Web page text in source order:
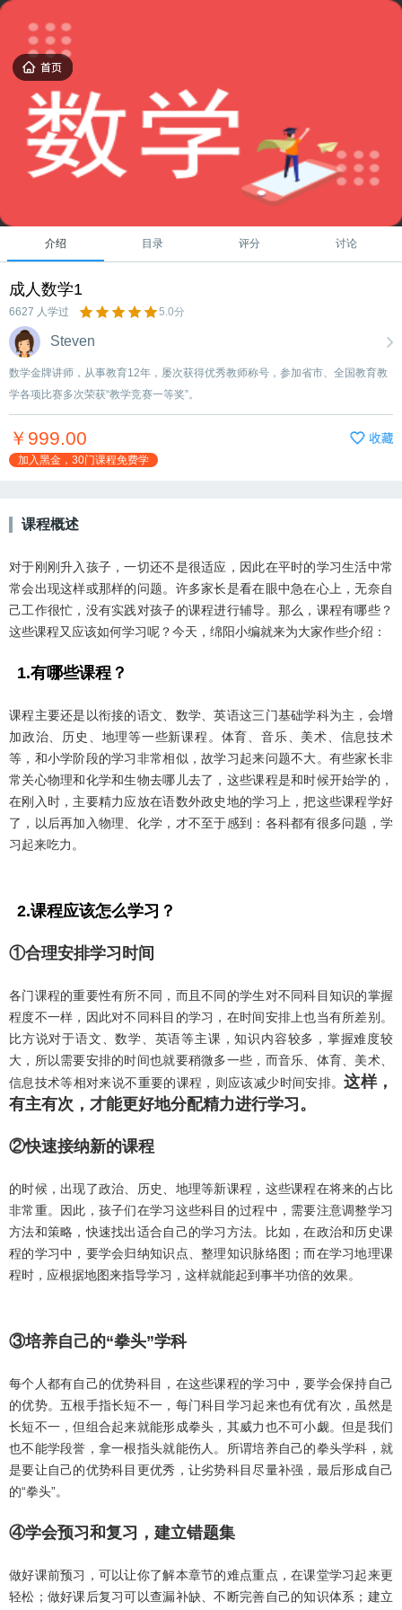
介绍 目录 评分 讨论
成人数学1
6627 人学过 5.0分
Steven
数学金牌讲师，从事教育12年，屡次获得优秀教师称号，参加省市、全国教育教
学各项比赛多次荣获“教学竞赛一等奖”。
￥999.00
加入黑金， 30门课程免费学
课程概述
对于刚刚升入孩子，一切还不是很适应，因此在平时的学习生活中常
常会出现这样或那样的问题。许多家长是看在眼中急在心上，无奈自
己工作很忙，没有实践对孩子的课程进行辅导。那么，课程有哪些？
这些课程又应该如何学习呢？今天，绵阳小编就来为大家作些介绍：
1.有哪些课程？
课程主要还是以衔接的语文、数学、英语这三门基础学科为主，会增
加政治、历史、地理等一些新课程。体育、音乐、美术、信息技术
等，和小学阶段的学习非常相似，故学习起来问题不大。有些家长非
常关心物理和化学和生物去哪儿去了，这些课程是和时候开始学的，
在刚入时，主要精力应放在语数外政史地的学习上，把这些课程学好
了，以后再加入物理、化学，才不至于感到：各科都有很多问题，学
习起来吃力。
2.课程应该怎么学习？
①合理安排学习时间
各门课程的重要性有所不同，而且不同的学生对不同科目知识的掌握
程度不一样，因此对不同科目的学习，在时间安排上也当有所差别。
比方说对于语文、数学、英语等主课，知识内容较多，掌握难度较
大，所以需要安排的时间也就要稍微多一些，而音乐、体育、美术、
信息技术等相对来说不重要的课程，则应该减少时间安排。这样，
有主有次，才能更好地分配精力进行学习。
②快速接纳新的课程
的时候，出现了政治、历史、地理等新课程，这些课程在将来的占比
非常重。因此，孩子们在学习这些科目的过程中，需要注意调整学习
方法和策略，快速找出适合自己的学习方法。比如，在政治和历史课
程的学习中，要学会归纳知识点、整理知识脉络图；而在学习地理课
程时，应根据地图来指导学习，这样就能起到事半功倍的效果。
③培养自己的“拳头”学科
每个人都有自己的优势科目，在这些课程的学习中，要学会保持自己
的优势。五根手指长短不一，每门科目学习起来也有优有次，虽然是
长短不一，但组合起来就能形成拳头，其威力也不可小觑。但是我们
也不能学段誉，拿一根指头就能伤人。所谓培养自己的拳头学科，就
是要让自己的优势科目更优秀，让劣势科目尽量补强，最后形成自己
的“拳头”。
④学会预习和复习，建立错题集
做好课前预习，可以让你了解本章节的难点重点，在课堂学习起来更
轻松；做好课后复习可以查漏补缺、不断完善自己的知识体系；建立